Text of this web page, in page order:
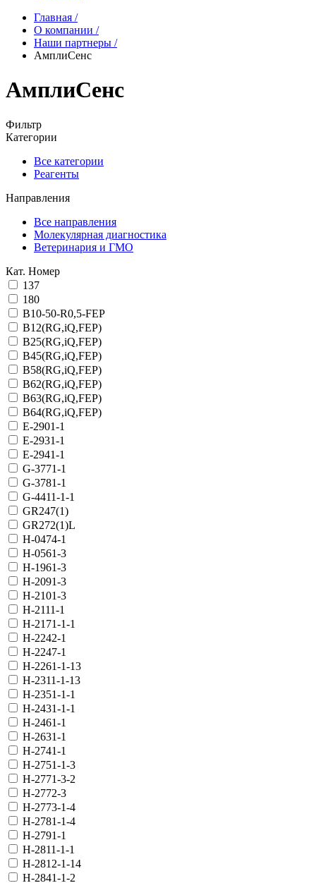
Главная /
О компании /
Наши партнеры /
АмплиСенс
АмплиСенс
Фильтр
Категории
Все категории
Реагенты
Направления
Все направления
Молекулярная диагностика
Ветеринария и ГМО
Кат. Номер
137
180
B10-50-R0,5-FEP
B12(RG,iQ,FEP)
B25(RG,iQ,FEP)
B45(RG,iQ,FEP)
B58(RG,iQ,FEP)
B62(RG,iQ,FEP)
B63(RG,iQ,FEP)
B64(RG,iQ,FEP)
E-2901-1
E-2931-1
E-2941-1
G-3771-1
G-3781-1
G-4411-1-1
GR247(1)
GR272(1)L
H-0474-1
H-0561-3
H-1961-3
H-2091-3
H-2101-3
H-2111-1
H-2171-1-1
H-2242-1
H-2247-1
H-2261-1-13
H-2311-1-13
H-2351-1-1
H-2431-1-1
H-2461-1
H-2631-1
H-2741-1
H-2751-1-3
H-2771-3-2
H-2772-3
H-2773-1-4
H-2781-1-4
H-2791-1
H-2811-1-1
H-2812-1-14
H-2841-1-2